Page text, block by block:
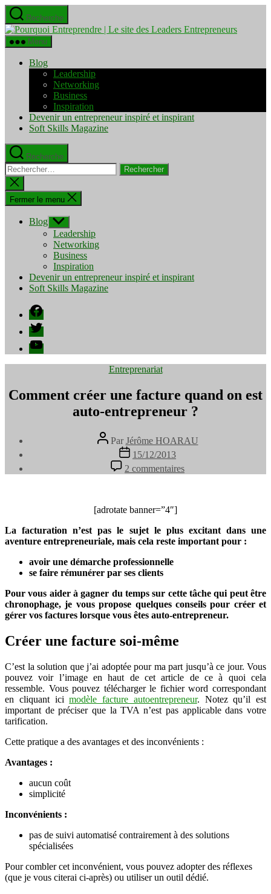
Aller
au
contenu
Recherche
Pourquoi
Menu
Blog
Leadership
Networking
Business
Inspiration
Devenir un entrepreneur inspiré et inspirant
Soft Skills Magazine
Recherche
Rechercher :
Fermer
la
recherche
Fermer le menu
Blog Afficher
le
sous-
menu
Leadership
Networking
Business
Inspiration
Devenir un entrepreneur inspiré et inspirant
Soft Skills Magazine
Facebook
Twitter
YouTube
Catégories
Entreprenariat
Comment créer une facture quand on est
auto-entrepreneur ?
Auteur
de
l’article
Par Jérôme HOARAU
Date
de
l’article
15/12/2013
2 commentaires
Comment
on
est
[adrotate banner=”4″]
La facturation n’est pas le sujet le plus excitant dans une
aventure entrepreneuriale, mais cela reste important pour :
avoir une démarche professionnelle
se faire rémunérer par ses clients
Pour vous aider à gagner du temps sur cette tâche qui peut être
chronophage, je vous propose quelques conseils pour créer et
gérer vos factures lorsque vous êtes auto-entrepreneur.
Créer une facture soi-même
C’est la solution que j’ai adoptée pour ma part jusqu’à ce jour. Vous
pouvez voir l’image en haut de cet article de ce à quoi cela
ressemble. Vous pouvez télécharger le fichier word correspondant
en cliquant icimodèle facture autoentrepreneur. Notez qu’il est
important de préciser que la TVA n’est pas applicable dans votre
tarification.
Cette pratique a des avantages et des inconvénients :
Avantages :
aucun coût
simplicité
Inconvénients :
pas de suivi automatisé contrairement à des solutions
spécialisées
Pour combler cet inconvénient, vous pouvez adopter des réflexes
(que je vous citerai ci-après) ou utiliser un outil dédié.